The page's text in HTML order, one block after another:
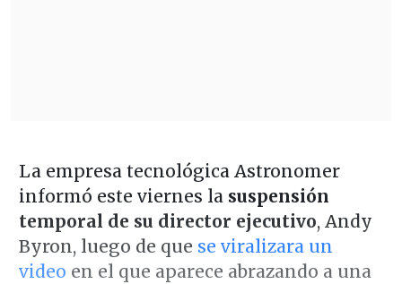
La empresa tecnológica Astronomer
informó este viernes la suspensión
temporal de su director ejecutivo, Andy
Byron, luego de que se viralizara un
video en el que aparece abrazando a una